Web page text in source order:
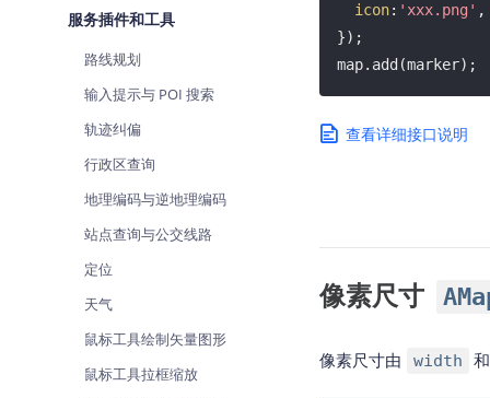
服务插件和工具
路线规划
输入提示与 POI 搜索
轨迹纠偏
行政区查询
地理编码与逆地理编码
站点查询与公交线路
定位
天气
鼠标工具绘制矢量图形
鼠标工具拉框缩放
icon: 'xxx.png' ,
});
map.add(marker);
查看详细接口说明
像素尺寸
像素尺寸由 width 和